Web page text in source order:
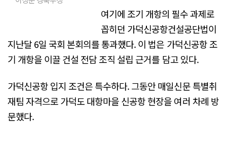
여기에 조기 개항의 필수 과제로
꼽히던 가덕신공항건설공단법이
지난달 6일 국회 본회의를 통과했다. 이 법은 가덕신공항 조
기 개항을 이끌 건설 전담 조직 설립 근거를 담고 있다.
가덕신공항 입지 조건은 특수하다. 그동안 매일신문 특별취
재팀 자격으로 가덕도 대항마을 신공항 현장을 여러 차례 방
문했다.